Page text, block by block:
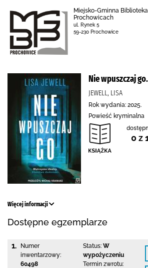
Miejsko-Gminna
Prochowicach
ul. Rynek 5
59-230 Prochowice
Nie wpuszczaj go.
JEWELL, LISA
Rok wydania: 2025.
Powieść kryminalna
0 z
Więcej informacji
Dostępne egzemplarze
1.
Numer
inwentarzowy:
60498
Status: W
wypożyczeniu
Termin zwrotu: